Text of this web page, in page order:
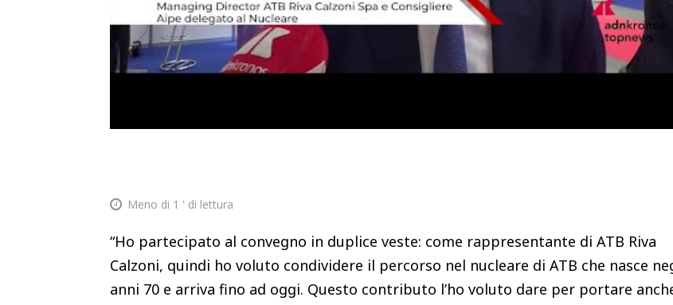
Meno di 1 ' di lettura
“Ho partecipato al convegno in duplice veste: come rappresentante di ATB Riva
Calzoni, quindi ho voluto condividere il percorso nel nucleare di ATB che nasce
anni 70 e arriva fino ad oggi. Questo contributo l’ho voluto dare per portare